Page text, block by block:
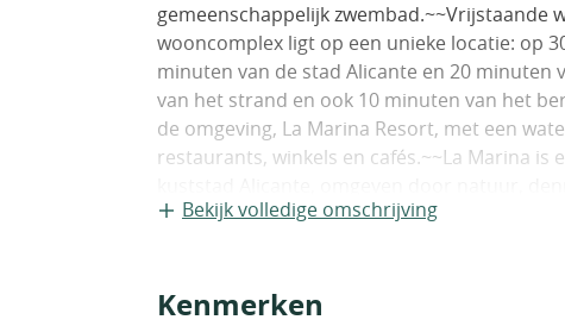
gemeenschappelijk zwembad.~~Vrijstaande
wooncomplex ligt op een unieke locatie: op
minuten van de stad Alicante en 20 minuten
van het strand en ook 10 minuten van het
de omgeving, La Marina Resort, met een
restaurants, winkels en cafés.~~La Marina
alle voorzieningen zoals cafés, restaurants,
voor een vakantie of om het hele jaar door te
Bekijk volledige omschrijving
Kenmerken